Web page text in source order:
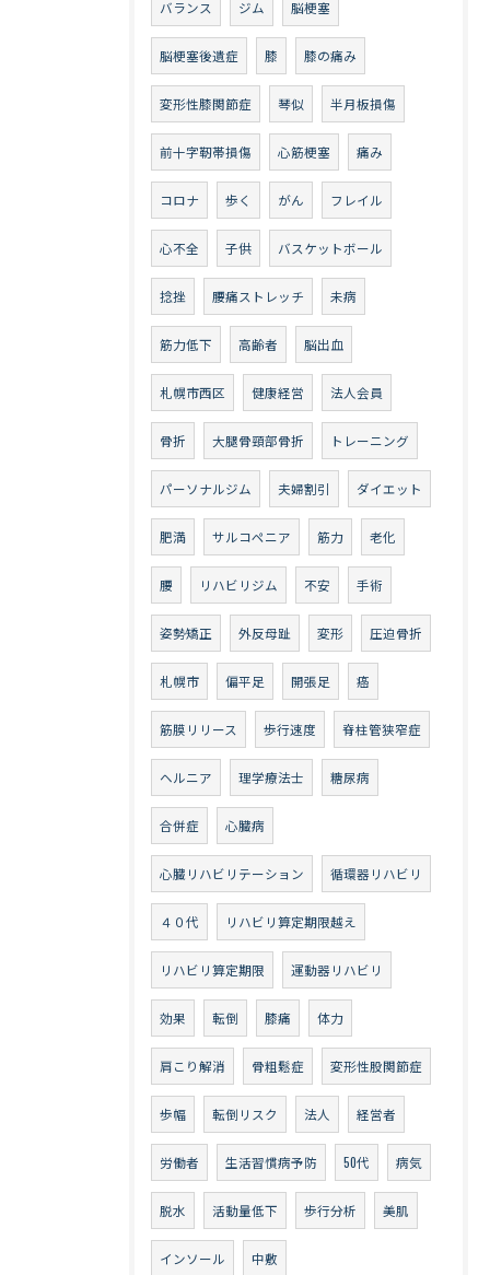
バランス ジム 脳梗塞
脳梗塞後遺症 膝 膝の痛み
変形性膝関節症 琴似 半月板損傷
前十字靭帯損傷 心筋梗塞 痛み
コロナ 歩く がん フレイル
心不全 子供 バスケットボール
捻挫 腰痛ストレッチ 未病
筋力低下 高齢者 脳出血
札幌市西区 健康経営 法人会員
骨折 大腿骨頸部骨折 トレーニング
パーソナルジム 夫婦割引 ダイエット
肥満 サルコペニア 筋力 老化
腰 リハビリジム 不安 手術
姿勢矯正 外反母趾 変形 圧迫骨折
札幌市 偏平足 開張足 癌
筋膜リリース 歩行速度 脊柱管狭窄症
ヘルニア 理学療法士 糖尿病
合併症 心臓病
心臓リハビリテーション 循環器リハビリ
４０代 リハビリ算定期限越え
リハビリ算定期限 運動器リハビリ
効果 転倒 膝痛 体力
肩こり解消 骨粗鬆症 変形性股関節症
歩幅 転倒リスク 法人 経営者
労働者 生活習慣病予防 50代 病気
脱水 活動量低下 歩行分析 美肌
インソール 中敷